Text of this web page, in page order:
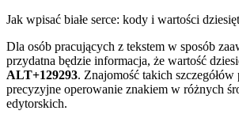
Jak wpisać białe serce: kody i wartości
Dla osób pracujących z tekstem w sposób
przydatna będzie informacja, że wartość
ALT+129293. Znajomość takich szczegółów
precyzyjne operowanie znakiem w różnych
edytorskich.